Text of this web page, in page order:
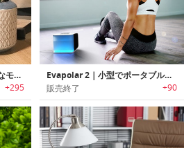
BRID｜フィルター交換不要なモジュール式空気清浄機「ブリッド」
+295
Evapolar 2｜小型でポータブルなパーソナルクーラー「エバポーラー2」
販売終了 +90